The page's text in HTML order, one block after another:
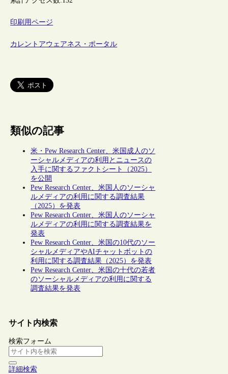
印刷用ページ
カレントアウェアネス・ポータル
類似の記事
米・Pew Research Center、米国成人のソ
ーシャルメディアの利用とニュースの
入手に関するファクトシート（2025）
を公開
Pew Research Center、米国人のソーシャ
ルメディアの利用に関する調査結果
（2025）を発表
Pew Research Center、米国人のソーシャ
ルメディアの利用に関する調査結果を
発表
Pew Research Center、米国の10代のソー
シャルメディアやAIチャットボットの
利用に関する調査結果（2025）を発表
Pew Research Center、米国の十代の若者
のソーシャルメディアの利用に関する
調査結果を発表
サイト内検索
検索フォーム
詳細検索